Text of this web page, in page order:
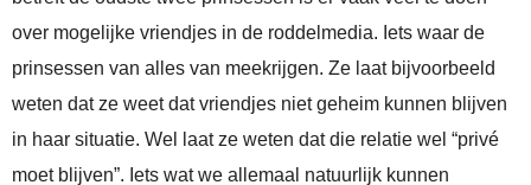
over mogelijke vriendjes in de roddelmedia. Iets waar de
prinsessen van alles van meekrijgen. Ze laat bijvoorbeeld
weten dat ze weet dat vriendjes niet geheim kunnen blijven
in haar situatie. Wel laat ze weten dat die relatie wel “privé
moet blijven”. Iets wat we allemaal natuurlijk kunnen